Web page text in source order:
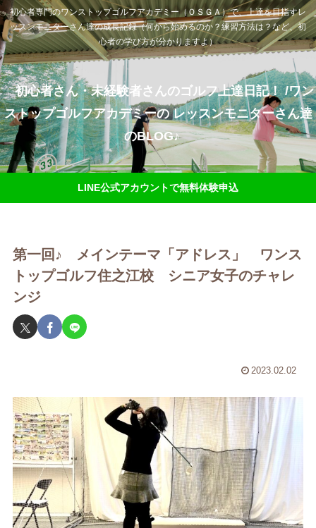
初心者専門のワンストップゴルフアカデミー（ＯＳＧＡ）で、上達を目指すレ
ッスンモニターさん達の成長記録（何から始めるのか？練習方法は？など、初
心者の学び方が分かりますよ）
初心者さん・未経験者さんのゴルフ上達日記！ /ワン
ストップゴルフアカデミーの レッスンモニターさん達
のBLOG♪
LINE公式アカウントで無料体験申込
第一回♪ メインテーマ「アドレス」 ワンス
トップゴルフ住之江校 シニア女子のチャレ
ンジ
2023.02.02